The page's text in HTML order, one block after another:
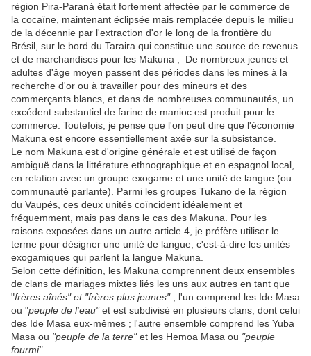
région Pira-Paraná était fortement affectée par le commerce de
la cocaïne, maintenant éclipsée mais remplacée depuis le milieu
de la décennie par l'extraction d'or le long de la frontière du
Brésil, sur le bord du Taraira qui constitue une source de revenus
et de marchandises pour les Makuna ; De nombreux jeunes et
adultes d'âge moyen passent des périodes dans les mines à la
recherche d'or ou à travailler pour des mineurs et des
commerçants blancs, et dans de nombreuses communautés, un
excédent substantiel de farine de manioc est produit pour le
commerce. Toutefois, je pense que l'on peut dire que l'économie
Makuna est encore essentiellement axée sur la subsistance.
Le nom Makuna est d'origine générale et est utilisé de façon
ambiguë dans la littérature ethnographique et en espagnol local,
en relation avec un groupe exogame et une unité de langue (ou
communauté parlante). Parmi les groupes Tukano de la région
du Vaupés, ces deux unités coïncident idéalement et
fréquemment, mais pas dans le cas des Makuna. Pour les
raisons exposées dans un autre article 4, je préfère utiliser le
terme pour désigner une unité de langue, c'est-à-dire les unités
exogamiques qui parlent la langue Makuna.
Selon cette définition, les Makuna comprennent deux ensembles
de clans de mariages mixtes liés les uns aux autres en tant que
"frères aînés" et "frères plus jeunes"; l'un comprend les Ide Masa
ou "peuple de l'eau"et est subdivisé en plusieurs clans, dont celui
des Ide Masa eux-mêmes ; l'autre ensemble comprend les Yuba
Masa ou "peuple de la terre"et les Hemoa Masa ou "peuple
fourmi".